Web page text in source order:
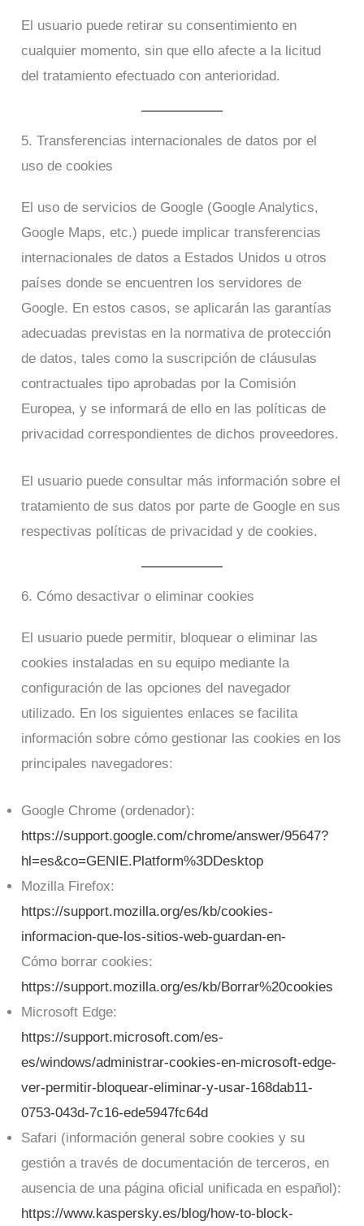
El usuario puede retirar su consentimiento en
cualquier momento, sin que ello afecte a la licitud
del tratamiento efectuado con anterioridad.
5. Transferencias internacionales de datos por el
uso de cookies
El uso de servicios de Google (Google Analytics,
Google Maps, etc.) puede implicar transferencias
internacionales de datos a Estados Unidos u otros
países donde se encuentren los servidores de
Google. En estos casos, se aplicarán las garantías
adecuadas previstas en la normativa de protección
de datos, tales como la suscripción de cláusulas
contractuales tipo aprobadas por la Comisión
Europea, y se informará de ello en las políticas de
privacidad correspondientes de dichos proveedores.
El usuario puede consultar más información sobre el
tratamiento de sus datos por parte de Google en sus
respectivas políticas de privacidad y de cookies.
6. Cómo desactivar o eliminar cookies
El usuario puede permitir, bloquear o eliminar las
cookies instaladas en su equipo mediante la
configuración de las opciones del navegador
utilizado. En los siguientes enlaces se facilita
información sobre cómo gestionar las cookies en los
principales navegadores:
Google Chrome (ordenador):
https://support.google.com/chrome/answer/95647?
hl=es&co=GENIE.Platform%3DDesktop
Mozilla Firefox:
https://support.mozilla.org/es/kb/cookies-
informacion-que-los-sitios-web-guardan-en-
Cómo borrar cookies:
https://support.mozilla.org/es/kb/Borrar%20cookies
​Microsoft Edge:
https://support.microsoft.com/es-
es/windows/administrar-cookies-en-microsoft-edge-
ver-permitir-bloquear-eliminar-y-usar-168dab11-
0753-043d-7c16-ede5947fc64d
Safari (información general sobre cookies y su
gestión a través de documentación de terceros, en
ausencia de una página oficial unificada en español):
https://www.kaspersky.es/blog/how-to-block-